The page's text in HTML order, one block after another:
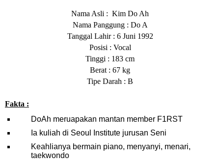
Nama Asli : Kim Do Ah
Nama Panggung : Do A
Tanggal Lahir : 6 Juni 1992
Posisi : Vocal
Tinggi : 183 cm
Berat : 67 kg
Tipe Darah : B
Fakta :
DoAh meruapakan mantan member F1RST
Ia kuliah di Seoul Institute jurusan Seni
Keahlianya bermain piano, menyanyi, menari,
taekwondo